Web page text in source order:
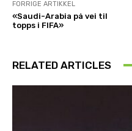
FORRIGE ARTIKKEL
«Saudi-Arabia på vei til
topps i FIFA»
RELATED ARTICLES